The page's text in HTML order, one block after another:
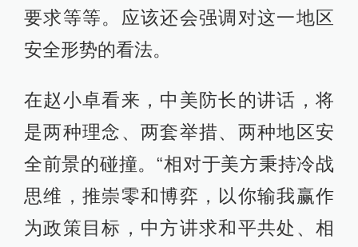
要求等等。应该还会强调对这一地区
安全形势的看法。
在赵小卓看来，中美防长的讲话，将
是两种理念、两套举措、两种地区安
全前景的碰撞。“相对于美方秉持冷战
思维，推崇零和博弈，以你输我赢作
为政策目标，中方讲求和平共处、相